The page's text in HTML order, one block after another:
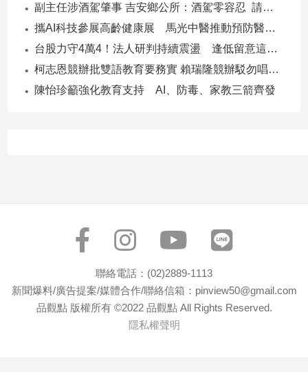
費
健
康/
子/
感
技/
副主任涉酒駕肇事 吉安鄉公所：酒駕零容忍 請辭獲准
攜AI科技參展高齡健康展 馬光中醫推動預防醫學迎接長壽新經濟
台股力守4萬4！法人研判持續震盪 逢低留意這些族群
柯志恩競辦批雙語教育要務實 賴瑞隆競辦駁勿唱衰高雄
陳怡珍籲強化教育支持 AI、防毒、家教三箭齊發
聯絡電話：(02)2889-1113
新聞爆料/廣告提案/媒體合作/聯絡信箱：pinview50@gmail.com
品觀點 版權所有 ©2022 品觀點 All Rights Reserved.
隱私權聲明